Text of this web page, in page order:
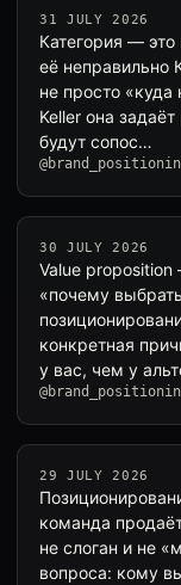
31 JULY 2026
Категория —
её неправильно
не просто «куда
Keller она
будут сопос…
30 JULY 2026
Value proposition
«почему
конкретная
у вас, чем у
29 JULY 2026
команда
не слоган и не
вопроса: кому